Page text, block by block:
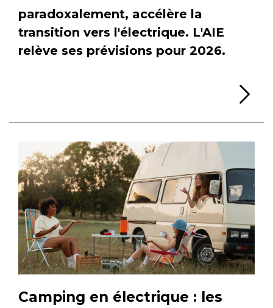
paradoxalement, accélère la
transition vers l'électrique. L'AIE
relève ses prévisions pour 2026.
Camping en électrique : les